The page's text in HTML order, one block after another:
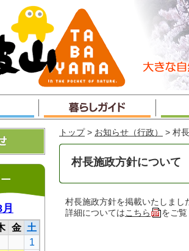
トップ > お知らせ（行政） > 村
村長施政方針について
村長施政方針を掲載いたしまし
詳細についてはこちら をご